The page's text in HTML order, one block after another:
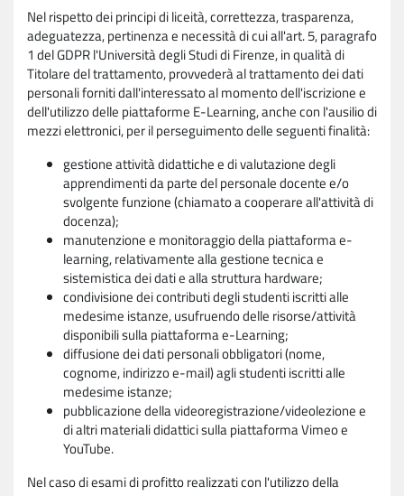
Nel rispetto dei principi di liceità, correttezza, trasparenza,
adeguatezza, pertinenza e necessità di cui all'art. 5, paragrafo
1 del GDPR l'Università degli Studi di Firenze, in qualità di
Titolare del trattamento, provvederà al trattamento dei dati
personali forniti dall'interessato al momento dell'iscrizione e
dell'utilizzo delle piattaforme E-Learning, anche con l'ausilio di
mezzi elettronici, per il perseguimento delle seguenti finalità:
gestione attività didattiche e di valutazione degli
apprendimenti da parte del personale docente e/o
svolgente funzione (chiamato a cooperare all'attività di
docenza);
manutenzione e monitoraggio della piattaforma e-
learning, relativamente alla gestione tecnica e
sistemistica dei dati e alla struttura hardware;
condivisione dei contributi degli studenti iscritti alle
medesime istanze, usufruendo delle risorse/attività
disponibili sulla piattaforma e-Learning;
diffusione dei dati personali obbligatori (nome,
cognome, indirizzo e-mail) agli studenti iscritti alle
medesime istanze;
pubblicazione della videoregistrazione/videolezione e
di altri materiali didattici sulla piattaforma Vimeo e
YouTube.
Nel caso di esami di profitto realizzati con l'utilizzo della